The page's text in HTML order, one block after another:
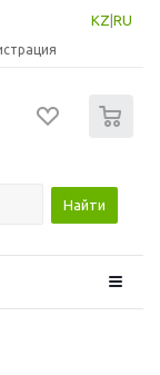
KZ RU
Найти